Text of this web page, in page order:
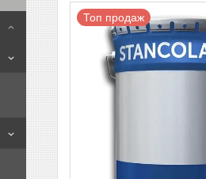
Топ продаж